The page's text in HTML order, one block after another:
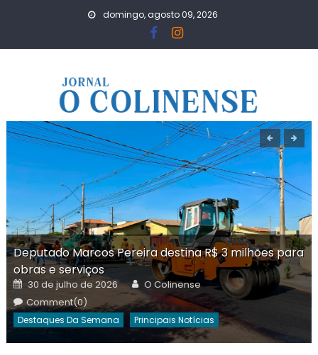
domingo, agosto 09, 2026
Deputado Marcos Pereira destina R$ 3 milhões para
obras e serviços
Posted
on
30 de julho de 2026 Author
O Colinense
Comment(0)
Destaques Da Semana Principais Notícias